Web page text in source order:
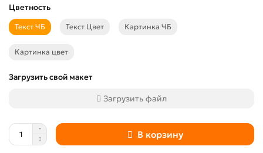
Цветность
Текст ЧБ Текст Цвет Картинка ЧБ
Картинка цвет
Загрузить свой макет
Загрузить файл
В корзину